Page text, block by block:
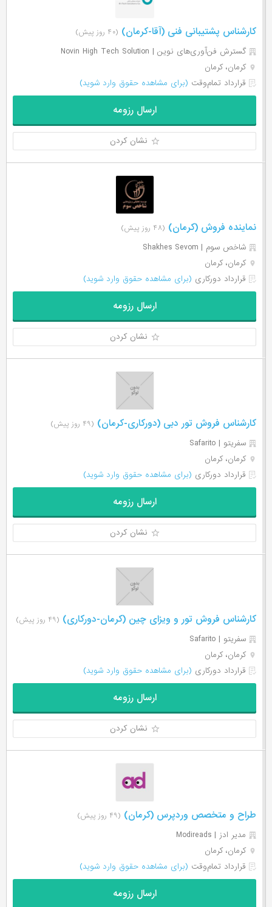
کارشناس پشتیبانی فنی (آقا-کرمان) (۴۰ روز پیش)
گسترش فن‌آوری‌های نوین | Novin High Tech Solution
کرمان، کرمان
قرارداد تمام‌وقت (برای مشاهده حقوق وارد شوید)
ارسال رزومه
نشان کردن
نماینده فروش (کرمان) (۴۸ روز پیش)
شاخص سوم | Shakhes Sevom
کرمان، کرمان
قرارداد دورکاری (برای مشاهده حقوق وارد شوید)
ارسال رزومه
نشان کردن
کارشناس فروش تور دبی (دورکاری-کرمان) (۴۹ روز پیش)
سفریتو | Safarito
کرمان، کرمان
قرارداد دورکاری (برای مشاهده حقوق وارد شوید)
ارسال رزومه
نشان کردن
کارشناس فروش تور و ویزای چین (کرمان-دورکاری) (۴۹ روز پیش)
سفریتو | Safarito
کرمان، کرمان
قرارداد دورکاری (برای مشاهده حقوق وارد شوید)
ارسال رزومه
نشان کردن
طراح و متخصص وردپرس (کرمان) (۴۹ روز پیش)
مدیر ادز | Modireads
کرمان، کرمان
قرارداد تمام‌وقت (برای مشاهده حقوق وارد شوید)
ارسال رزومه